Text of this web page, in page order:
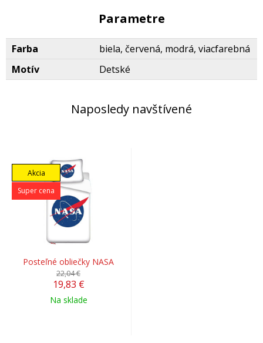
Parametre
Farba
biela, červená, modrá, viacfarebná
Motív
Detské
Naposledy navštívené
Akcia
Super cena
Posteľné obliečky NASA
22,04 €
19,83 €
Na sklade